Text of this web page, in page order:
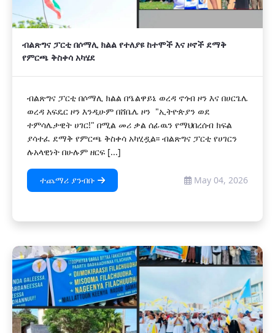
ብልጽግና ፓርቲ በሶማሊ ክልል የተለያዩ ከተሞች እና ዞኖች ደማቅ
የምርጫ ቅስቀሳ አካሄደ
ብልጽግና ፓርቲ በሶማሊ ክልል በዔልዋይኔ ወረዳ ኖጎብ ዞን እና በሀርጌሌ
ወረዳ አፍዴር ዞን እንዲሁም በሸቤሌ ዞን "ኢትዮጵያን ወደ
ተምሳሌታዊት ሀገር!" በሚል መሪ ቃል ሰፊዉን የማህበረሰብ ክፍል
ያሳተፈ ደማቅ የምርጫ ቅስቀሳ አካሂዷል፡፡ ብልጽግና ፓርቲ የሀገርን
ሉአላዊነት በሁሉም ዘርፍ [...]
ተጨማሪ ያንብቡ May 04, 2026